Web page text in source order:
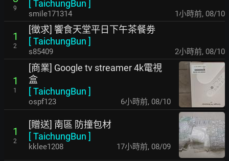
9
[TaichungBun ]
smile171314 1小時前, 08/10
1
2
[徵求] 饗食天堂平日下午茶餐劵
[TaichungBun ]
s85409 2小時前, 08/10
1
1
[商業] Google tv streamer 4k電視
盒
[TaichungBun ]
ospf123 6小時前, 08/10
1
2
[贈送] 南區 防撞包材
[TaichungBun ]
kklee1208 17小時前, 08/09